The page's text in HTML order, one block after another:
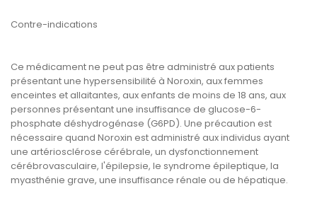
Contre-indications
Ce médicament ne peut pas être administré aux patients
présentant une hypersensibilité à Noroxin, aux femmes
enceintes et allaitantes, aux enfants de moins de 18 ans, aux
personnes présentant une insuffisance de glucose-6-
phosphate déshydrogénase (G6PD). Une précaution est
nécessaire quand Noroxin est administré aux individus ayant
une artériosclérose cérébrale, un dysfonctionnement
cérébrovasculaire, l'épilepsie, le syndrome épileptique, la
myasthénie grave, une insuffisance rénale ou de hépatique.